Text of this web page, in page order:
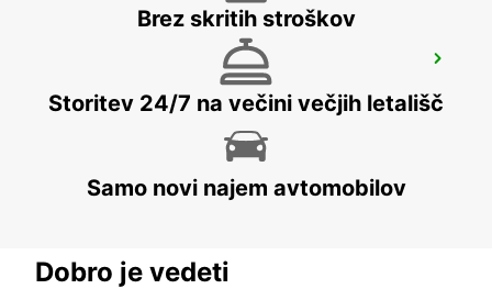
DUEBENDORF AMAG
DUEBENDORF - SWITZERLAND
Brez skritih stroškov
Storitev 24/7 na večini večjih letališč
Samo novi najem avtomobilov
Dobro je vedeti